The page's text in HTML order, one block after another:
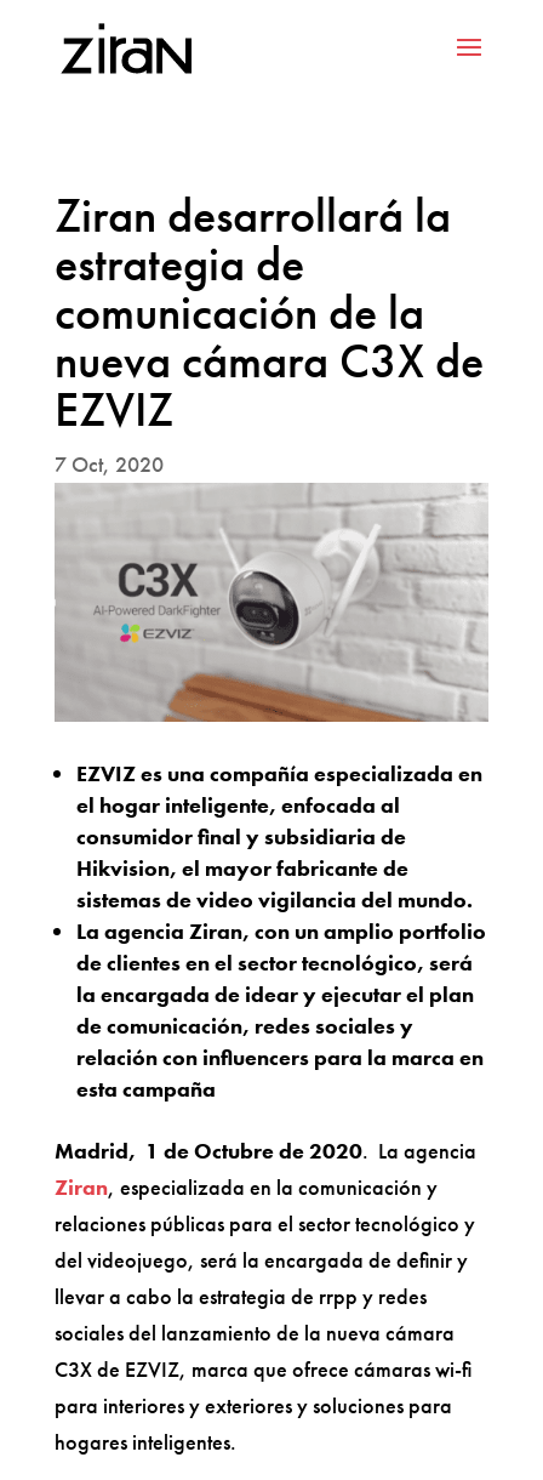
Ziran desarrollará la
estrategia de
comunicación de la
nueva cámara C3X de
EZVIZ
7 Oct, 2020
EZVIZ es una compañía especializada en
el hogar inteligente, enfocada al
consumidor final y subsidiaria de
Hikvision, el mayor fabricante de
sistemas de video vigilancia del mundo.
La agencia Ziran, con un amplio portfolio
de clientes en el sector tecnológico, será
la encargada de idear y ejecutar el plan
de comunicación, redes sociales y
relación con influencers para la marca en
esta campaña
Madrid, 1 de Octubre de 2020. La agencia
Ziran, especializada en la comunicación y
relaciones públicas para el sector tecnológico y
del videojuego, será la encargada de definir y
llevar a cabo la estrategia de rrpp y redes
sociales del lanzamiento de la nueva cámara
C3X de EZVIZ, marca que ofrece cámaras wi-fi
para interiores y exteriores y soluciones para
hogares inteligentes.